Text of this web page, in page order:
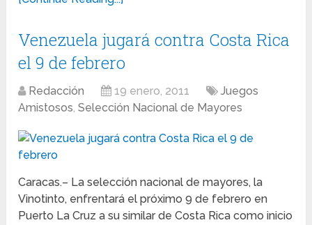
Venezuela jugará contra Costa Rica
el 9 de febrero
Redacción 19 enero, 2011
Juegos
Amistosos,Selección Nacional de Mayores
Caracas.– La selección nacional de mayores, la
Vinotinto, enfrentará el próximo 9 de febrero en
Puerto La Cruz a su similar de Costa Rica como inicio